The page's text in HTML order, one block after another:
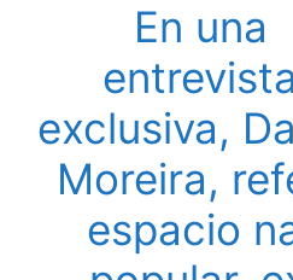
En una
entrevista
exclusiva,
Moreira,
espacio